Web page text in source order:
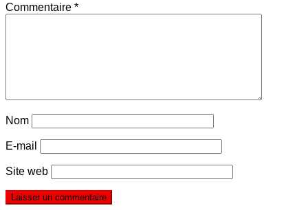
Commentaire *
Nom
E-mail
Site web